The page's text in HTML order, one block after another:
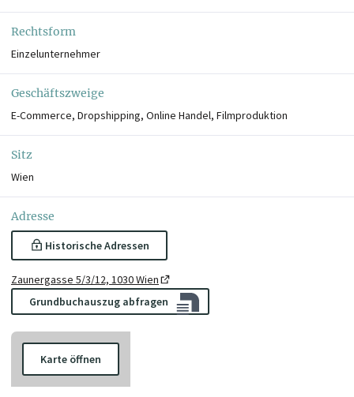
Rechtsform
Einzelunternehmer
Geschäftszweige
E-Commerce, Dropshipping, Online Handel, Filmproduktion
Sitz
Wien
Adresse
Historische Adressen
Zaunergasse 5/3/12, 1030 Wien
Grundbuchauszug abfragen
Karte öffnen